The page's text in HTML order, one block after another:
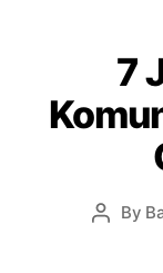
7
Post
By